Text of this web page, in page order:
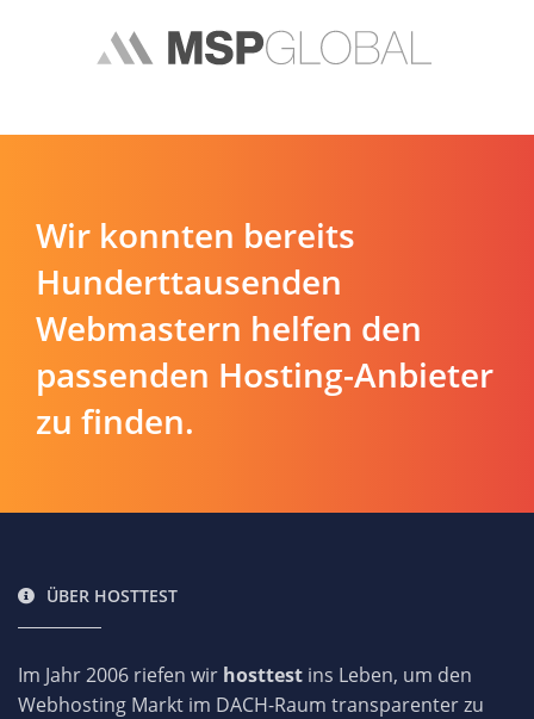
Wir konnten bereits
Hunderttausenden
Webmastern helfen den
passenden Hosting-Anbieter
zu finden.
ÜBER HOSTTEST
Im Jahr 2006 riefen wir hosttest ins Leben, um den
Webhosting Markt im DACH-Raum transparenter zu